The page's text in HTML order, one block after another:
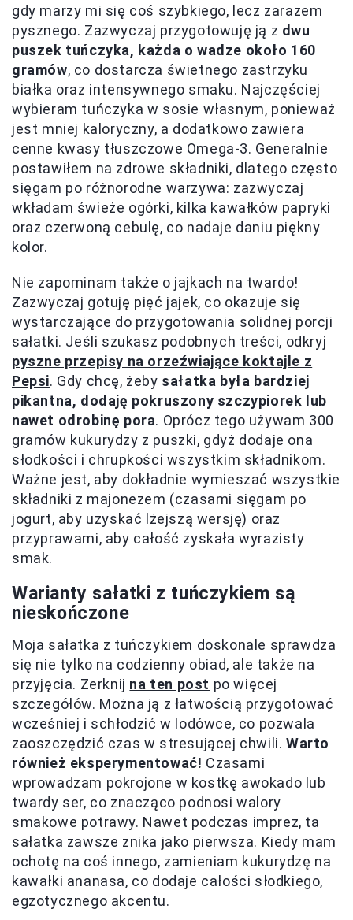
gdy marzy mi się coś szybkiego, lecz zarazem
pysznego. Zazwyczaj przygotowuję ją z dwu
puszek tuńczyka, każda o wadze około 160
gramów, co dostarcza świetnego zastrzyku
białka oraz intensywnego smaku. Najczęściej
wybieram tuńczyka w sosie własnym, ponieważ
jest mniej kaloryczny, a dodatkowo zawiera
cenne kwasy tłuszczowe Omega-3. Generalnie
postawiłem na zdrowe składniki, dlatego często
sięgam po różnorodne warzywa: zazwyczaj
wkładam świeże ogórki, kilka kawałków papryki
oraz czerwoną cebulę, co nadaje daniu piękny
kolor.
Nie zapominam także o jajkach na twardo!
Zazwyczaj gotuję pięć jajek, co okazuje się
wystarczające do przygotowania solidnej porcji
sałatki. Jeśli szukasz podobnych treści, odkryj
pyszne przepisy na orzeźwiające koktajle z
Pepsi. Gdy chcę, żeby sałatka była bardziej
pikantna, dodaję pokruszony szczypiorek lub
nawet odrobinę pora. Oprócz tego używam 300
gramów kukurydzy z puszki, gdyż dodaje ona
słodkości i chrupkości wszystkim składnikom.
Ważne jest, aby dokładnie wymieszać wszystkie
składniki z majonezem (czasami sięgam po
jogurt, aby uzyskać lżejszą wersję) oraz
przyprawami, aby całość zyskała wyrazisty
smak.
Warianty sałatki z tuńczykiem są
nieskończone
Moja sałatka z tuńczykiem doskonale sprawdza
się nie tylko na codzienny obiad, ale także na
przyjęcia. Zerknij na ten post po więcej
szczegółów. Można ją z łatwością przygotować
wcześniej i schłodzić w lodówce, co pozwala
zaoszczędzić czas w stresującej chwili.Warto
również eksperymentować! Czasami
wprowadzam pokrojone w kostkę awokado lub
twardy ser, co znacząco podnosi walory
smakowe potrawy. Nawet podczas imprez, ta
sałatka zawsze znika jako pierwsza. Kiedy mam
ochotę na coś innego, zamieniam kukurydzę na
kawałki ananasa, co dodaje całości słodkiego,
egzotycznego akcentu.